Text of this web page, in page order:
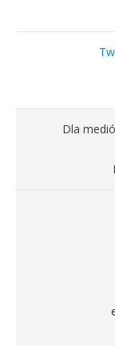
Dla